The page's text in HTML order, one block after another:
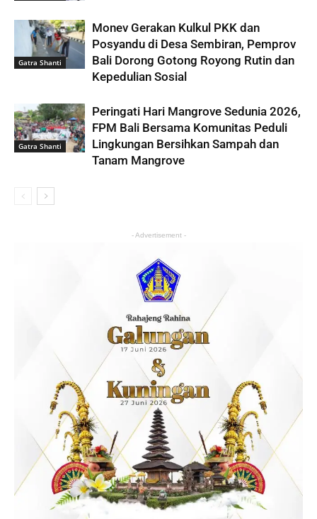
Gatra Shanti
Monev Gerakan Kulkul PKK dan
Posyandu di Desa Sembiran, Pemprov
Bali Dorong Gotong Royong Rutin dan
Kepedulian Sosial
Gatra Shanti
Peringati Hari Mangrove Sedunia 2026,
FPM Bali Bersama Komunitas Peduli
Lingkungan Bersihkan Sampah dan
Tanam Mangrove
- Advertisement -